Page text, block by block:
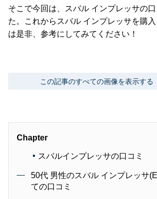
そこで今回は、スバル インプレッサの
た。これからスバル インプレッサを購
は是非、参考にしてみてください！
この記事のすべての画像を表示する
Chapter
スバルインプレッサの口コミ
50代 男性のスバル インプレッサ
ての口コミ